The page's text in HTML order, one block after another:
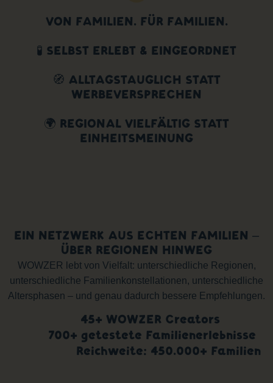
VON FAMILIEN. FÜR FAMILIEN.
🧪 SELBST ERLEBT & EINGEORDNET
🧭 ALLTAGSTAUGLICH STATT
WERBEVERSPRECHEN
🌍 REGIONAL VIELFÄLTIG STATT
EINHEITSMEINUNG
EIN NETZWERK AUS ECHTEN FAMILIEN –
ÜBER REGIONEN HINWEG
WOWZER lebt von Vielfalt: unterschiedliche Regionen,
unterschiedliche Familienkonstellationen, unterschiedliche
Altersphasen – und genau dadurch bessere Empfehlungen.
45+ WOWZER Creators
700+ getestete Familienerlebnisse
Reichweite: 450.000+ Familien